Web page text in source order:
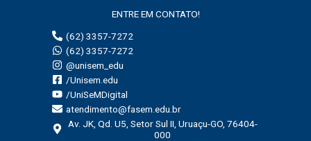
ENTRE EM CONTATO!
(62) 3357-7272
(62) 3357-7272
@unisem_edu
/Unisem.edu
/UniSeMDigital
atendimento@fasem.edu.br
Av. JK, Qd. U5, Setor Sul II, Uruaçu-GO, 76404-
000